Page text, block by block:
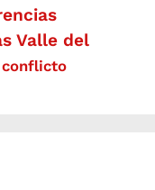
Valle del